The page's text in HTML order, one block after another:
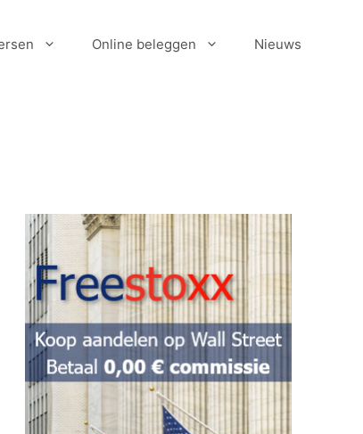
Online beleggen Nieuws